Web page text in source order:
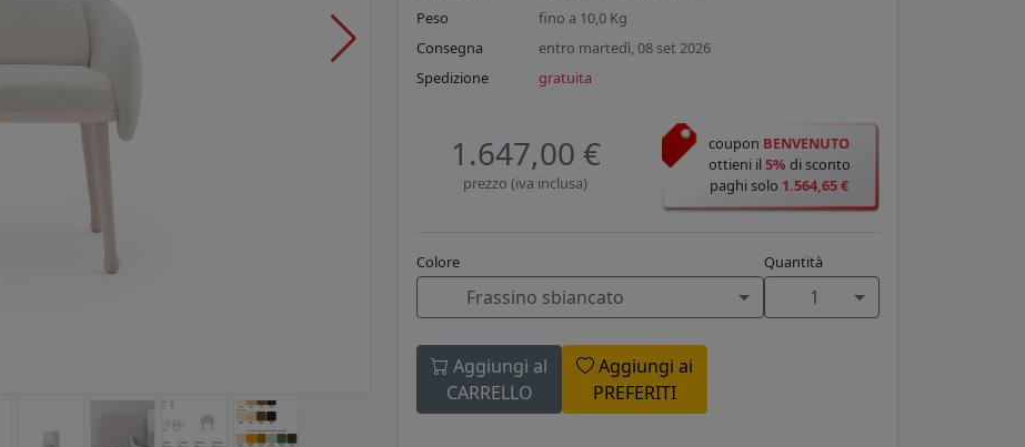
Peso
fino a 10,0 Kg
Consegna
entro martedì, 08 set 2026
Spedizione
gratuita
1.647,00 €
prezzo (iva inclusa)
coupon BENVENUTO
ottieni il5% di sconto
paghi solo 1.564,65 €
Colore
Frassino sbiancato
Quantità
1
Aggiungi al
CARRELLO
Aggiungi ai
PREFERITI